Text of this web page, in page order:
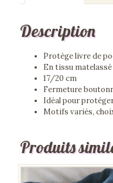
Description
Protège livre de
En tissu matelassé
17/20 cm
Fermeture
Idéal pour
Motifs variés,
Produits